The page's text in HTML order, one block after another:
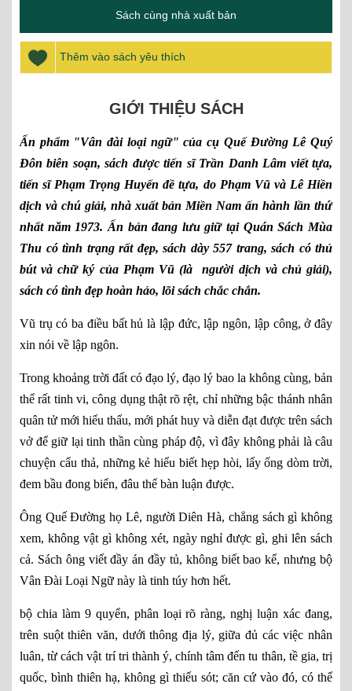
Sách cùng nhà xuất bản
Thêm vào sách yêu thích
GIỚI THIỆU SÁCH
Ấn phẩm "Vân đài loại ngữ" của cụ Quế Đường Lê Quý
Đôn biên soạn, sách được tiến sĩ Trần Danh Lâm viết tựa,
tiến sĩ Phạm Trọng Huyến đề tựa, do Phạm Vũ và Lê Hiền
dịch và chú giải, nhà xuất bản Miền Nam ấn hành lần thứ
nhất năm 1973. Ấn bản đang lưu giữ tại Quán Sách Mùa
Thu có tình trạng rất đẹp, sách dày 557 trang, sách có thủ
bút và chữ ký của Phạm Vũ (là người dịch và chủ giải),
sách có tình đẹp hoàn hảo, lõi sách chắc chắn.
Vũ trụ có ba điều bất hủ là lập đức, lập ngôn, lập công, ở đây
xin nói về lập ngôn.
Trong khoảng trời đất có đạo lý, đạo lý bao la không cùng, bản
thể rất tinh vi, công dụng thật rõ rệt, chỉ những bậc thánh nhân
quân tử mới hiểu thấu, mới phát huy và diễn đạt được trên sách
vở để giữ lại tinh thần cùng pháp độ, vì đây không phải là câu
chuyện cẩu thả, những kẻ hiểu biết hẹp hòi, lấy ống dòm trời,
đem bầu đong biển, đâu thể bàn luận được.
Ông Quế Đường họ Lê, người Diên Hà, chẳng sách gì không
xem, không vật gì không xét, ngày nghỉ được gì, ghi lên sách
cả. Sách ông viết đầy án đầy tủ, không biết bao kể, nhưng bộ
Vân Đài Loại Ngữ này là tinh túy hơn hết.
bộ chia làm 9 quyển, phân loại rõ ràng, nghị luận xác đang,
trên suột thiên văn, dưới thông địa lý, giữa đủ các việc nhân
luân, từ cách vật trí tri thành ý, chính tâm đến tu thân, tề gia, trị
quốc, bình thiên hạ, không gì thiếu sót; căn cứ vào đó, có thể